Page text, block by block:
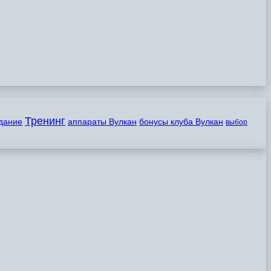
Тренинг аппараты Вулкан бонусы клуба Вулкан выбор